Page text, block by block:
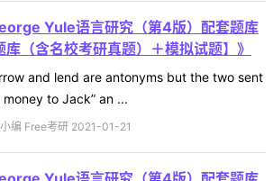
Yule语言研究（第4版）配套题库
库（含名校考研真题）＋模拟试题】》
and lend are antonyms but the two sent
to Jack” an ...
编 Free考研 2021-01-21